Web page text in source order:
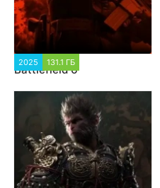
2025 131.1 ГБ
Battlefield 6